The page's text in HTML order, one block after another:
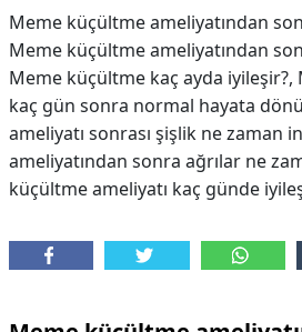
Meme küçültme ameliyatından
Meme küçültme ameliyatından
Meme küçültme kaç ayda iyileşir?,
kaç gün sonra normal hayata
ameliyatı sonrası şişlik ne zaman
ameliyatından sonra ağrılar ne
küçültme ameliyatı kaç günde